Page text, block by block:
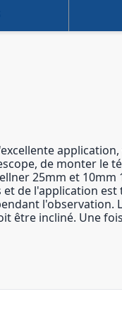
de monter le
25mm et
de l'application
l'observation.
être incliné. Une